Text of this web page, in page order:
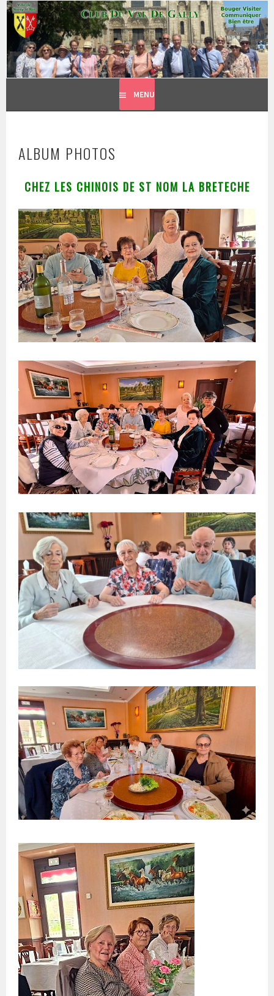
Aller
contenu
principal
CLUB DU VAL DE GALLY
BOUGER, VISITER, COMMUNIQUER = BIEN ÊTRE
MENU
ALBUM PHOTOS
CHEZ LES CHINOIS DE ST NOM LA BRETECHE